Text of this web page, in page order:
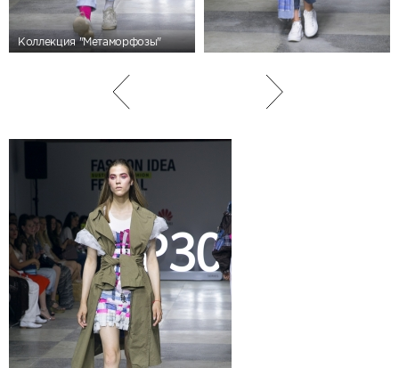
Коллекция "Метаморфозы"